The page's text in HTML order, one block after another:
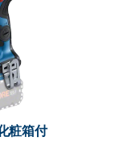
粧箱付